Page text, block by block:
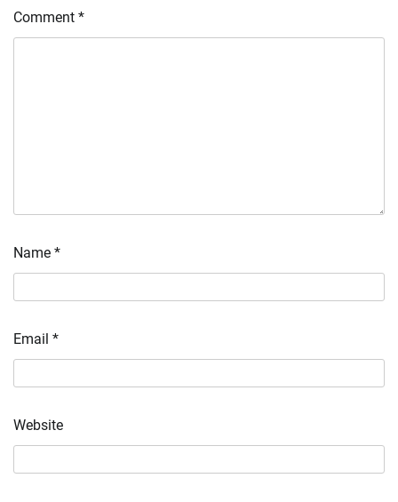
Comment *
Name *
Email *
Website